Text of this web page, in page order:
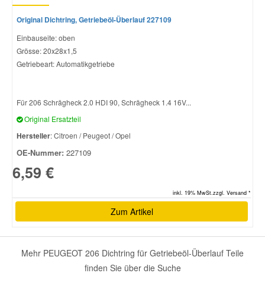
Original Dichtring, Getriebeöl-Überlauf 227109
Einbauseite: oben
Grösse: 20x28x1,5
Getriebeart: Automatikgetriebe
Für 206 Schrägheck 2.0 HDI 90, Schrägheck 1.4 16V...
Original Ersatzteil
Hersteller: Citroen / Peugeot / Opel
OE-Nummer: 227109
6,59 €
inkl. 19% MwSt.zzgl. Versand *
Zum Artikel
Mehr PEUGEOT 206 Dichtring für Getriebeöl-Überlauf Teile
finden Sie über die Suche
Skoda Ersatzteile
Smart Ersatzteile
Toyota Ersatzteile
Vauxhall Ersatzteile